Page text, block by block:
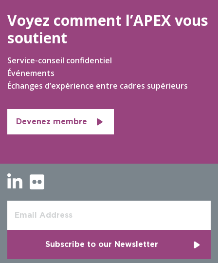
Voyez comment l’APEX vous
soutient
Service-conseil confidentiel
Événements
Échanges d’expérience entre cadres supérieurs
Devenez membre